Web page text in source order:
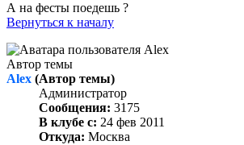
А на фесты поедешь ?
Вернуться к началу
Автор темы
Alex (Автор темы)
Администратор
Сообщения: 3175
В клубе с: 24 фев 2011
Откуда: Москва